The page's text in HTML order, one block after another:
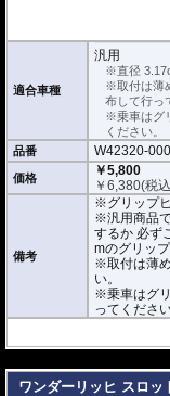
※中性洗剤が多すぎると
正しく装着すれば容易に
使用時の安全のため乾燥
に繋がります。
乗車はグリップ内部が乾
こちらの商品は汎用商品
X-ADVで取付確認を行っ
取付可否についてはお客
ださい。
直径 : 3.17cmから3.68cm
素材 : ネオプトン
厚さ : 3.8mm
適合車種
汎用
※直径
※取付は薄
布して行っ
※乗車はグ
ください。
品番
W42320-000
価格
￥5,800
￥6,380(税
備考
※グリップ
※汎用商品
するか 必ず
mのグリッ
※取付は薄
い。
※乗車はグ
ってください
ワンダーリッヒ スロッ